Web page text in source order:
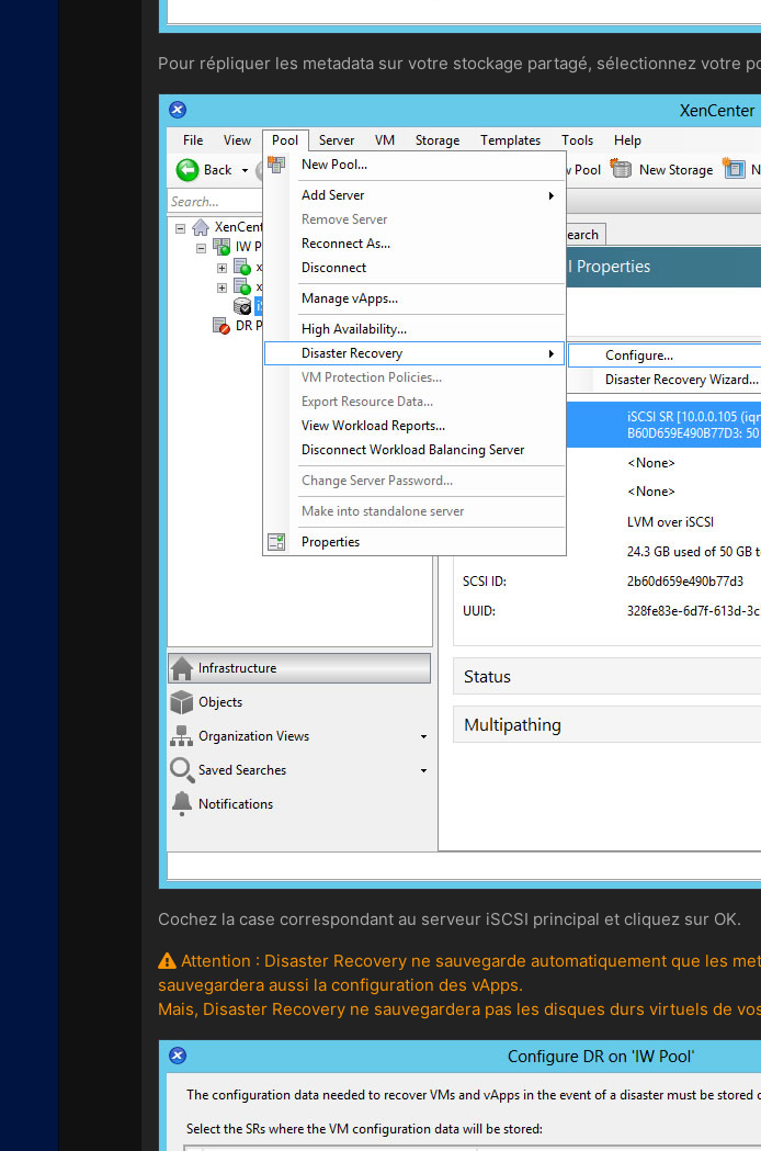
Pour répliquer les metadata sur votre stockage partagé, sélectionnez votre
Cochez la case correspondant au serveur iSCSI principal et cliquez sur OK.
Attention : Disaster Recovery ne sauvegarde automatiquement que les
sauvegardera aussi la configuration des vApps.
Mais, Disaster Recovery ne sauvegardera pas les disques durs virtuels de